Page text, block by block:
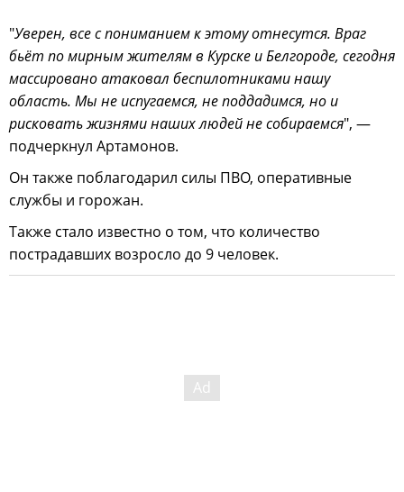
"Уверен, все с пониманием к этому отнесутся. Враг
бьёт по мирным жителям в Курске и Белгороде, сегодня
массировано атаковал беспилотниками нашу
область. Мы не испугаемся, не поддадимся, но и
рисковать жизнями наших людей не собираемся", —
подчеркнул Артамонов.
Он также поблагодарил силы ПВО, оперативные
службы и горожан.
Также стало известно о том, что количество
пострадавших возросло до 9 человек.